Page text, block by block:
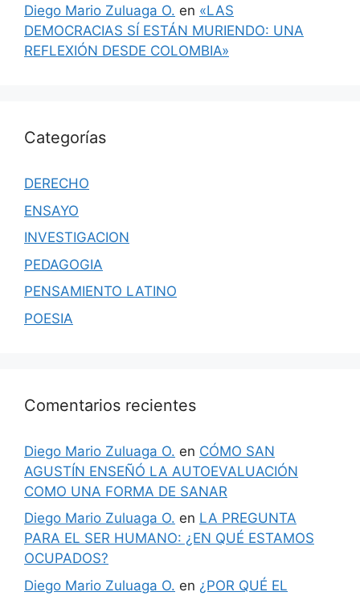
Diego Mario Zuluaga O. en «LAS
DEMOCRACIAS SÍ ESTÁN MURIENDO: UNA
REFLEXIÓN DESDE COLOMBIA»
Categorías
DERECHO
ENSAYO
INVESTIGACION
PEDAGOGIA
PENSAMIENTO LATINO
POESIA
Comentarios recientes
Diego Mario Zuluaga O. en CÓMO SAN
AGUSTÍN ENSEÑÓ LA AUTOEVALUACIÓN
COMO UNA FORMA DE SANAR
Diego Mario Zuluaga O. en LA PREGUNTA
PARA EL SER HUMANO: ¿EN QUÉ ESTAMOS
OCUPADOS?
Diego Mario Zuluaga O. en ¿POR QUÉ EL